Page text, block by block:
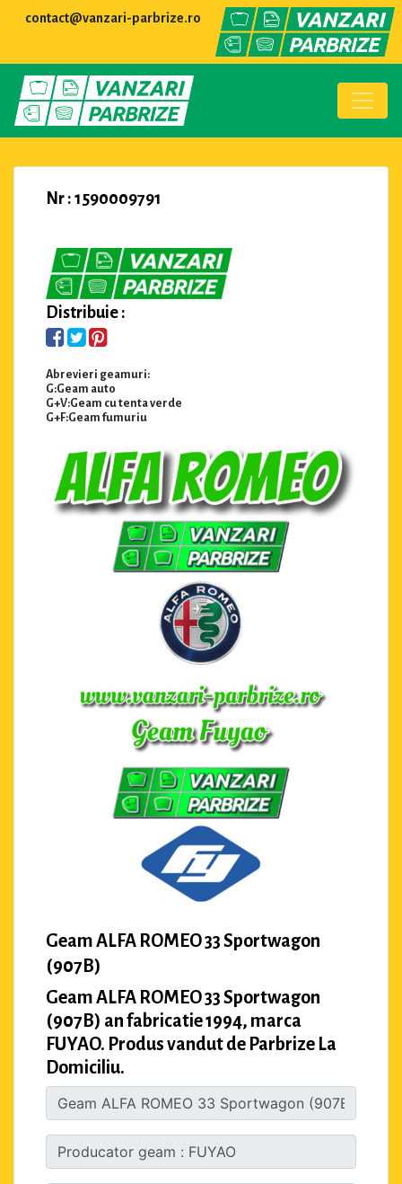
contact@vanzari-parbrize.ro
Nr : 1590009791
Distribuie :
Abrevieri geamuri:
G:Geam auto
G+V:Geam cu tenta verde
G+F:Geam fumuriu
Geam ALFA ROMEO 33 Sportwagon
(907B)
Geam ALFA ROMEO 33 Sportwagon
(907B) an fabricatie 1994, marca
FUYAO. Produs vandut de Parbrize La
Domiciliu.